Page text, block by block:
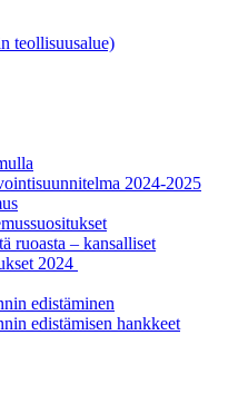
teollisuusalue)
2024-2025
ruoasta – kansalliset
2024
edistäminen
edistämisen hankkeet